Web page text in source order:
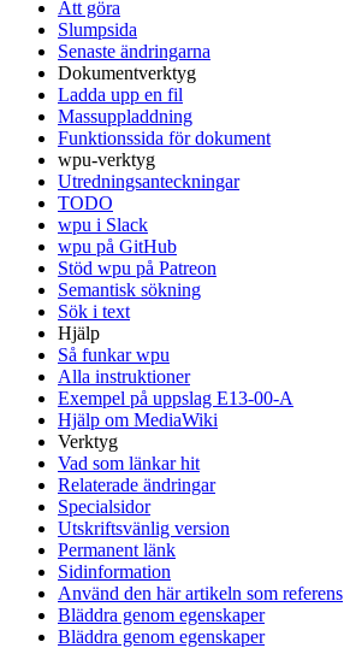
Att göra
Slumpsida
Senaste ändringarna
Dokumentverktyg
Ladda upp en fil
Massuppladdning
Funktionssida för dokument
wpu-verktyg
Utredningsanteckningar
TODO
wpu i Slack
wpu på GitHub
Stöd wpu på Patreon
Semantisk sökning
Sök i text
Hjälp
Så funkar wpu
Alla instruktioner
Exempel på uppslag E13-00-A
Hjälp om MediaWiki
Verktyg
Vad som länkar hit
Relaterade ändringar
Specialsidor
Utskriftsvänlig version
Permanent länk
Sidinformation
Använd den här artikeln som referens
Bläddra genom egenskaper
Bläddra genom egenskaper